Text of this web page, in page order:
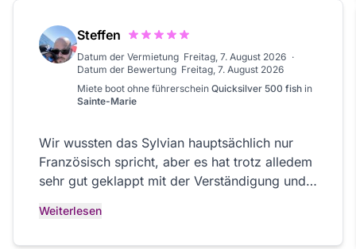
Dankeschön an unseren Skipper, der mit
seiner freundlichen Art, seiner Erfahrung und
seinem Engagement diesen Ausflug perfekt
gemacht hat. Absolut empfehlenswert! Auch
die traumhaften Buchten, Strände und
durften, waren einfach einzigartig.
Kristallklares Wasser, beeindruckende
Landschaften und unvergessliche Eindrücke –
Ein Ausflug, den wir jedem von Herzen
Steffen
Datum der Vermietung Freitag, 7. August 2026 ·
Datum der Bewertung Freitag, 7. August 2026
Miete boot ohne führerschein Quicksilver 500 fish in
Sainte-Marie
Wir wussten das Sylvian hauptsächlich nur
Französisch spricht, aber es hat trotz alledem
sehr gut geklappt mit der Verständigung und
schöner angenehmer Ausflug auf dem Meer.
Weiterlesen